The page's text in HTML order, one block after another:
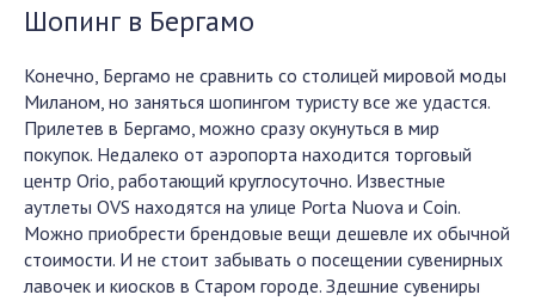
Шопинг в Бергамо
Конечно, Бергамо не сравнить со столицей мировой моды
Миланом, но заняться шопингом туристу все же удастся.
Прилетев в Бергамо, можно сразу окунуться в мир
покупок. Недалеко от аэропорта находится торговый
центр Orio, работающий круглосуточно. Известные
аутлеты OVS находятся на улице Porta Nuova и Сoin.
Можно приобрести брендовые вещи дешевле их обычной
стоимости. И не стоит забывать о посещении сувенирных
лавочек и киосков в Старом городе. Здешние сувениры